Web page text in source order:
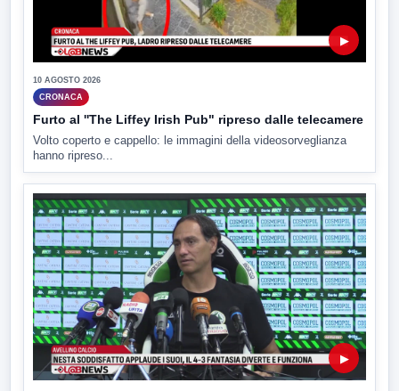
▶
10 AGOSTO 2026
CRONACA
Furto al ''The Liffey Irish Pub" ripreso dalle telecamere
Volto coperto e cappello: le immagini della videosorveglianza
hanno ripreso...
▶